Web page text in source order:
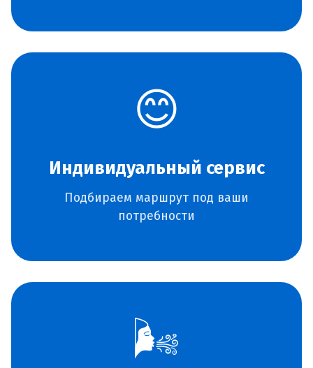
😊
Индивидуальный сервис
Подбираем маршрут под ваши
потребности
🌬️